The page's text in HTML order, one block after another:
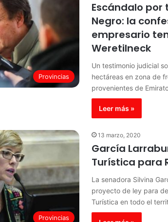
Provincias
Escándalo por
Negro: la
empresario
Weretilneck
Un testimonio judicial
hectáreas en zona de
provenientes de
Leer más »
Provincias
13 marzo, 2020
García
Turística para
La senadora Silvina
proyecto de ley para
Turística en todo el